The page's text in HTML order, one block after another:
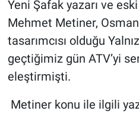
Yeni Şafak yazarı ve
Mehmet Metiner, Osman
tasarımcısı olduğu
geçtiğimiz gün ATV’yi
eleştirmişti.
Metiner konu ile ilgili